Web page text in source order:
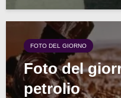
FOTO DEL GIORNO
Foto del
petrolio